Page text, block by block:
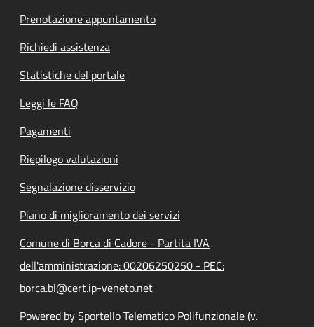
Prenotazione appuntamento
Richiedi assistenza
Statistiche del portale
Leggi le FAQ
Pagamenti
Riepilogo valutazioni
Segnalazione disservizio
Piano di miglioramento dei servizi
Comune di Borca di Cadore - Partita IVA
dell'amministrazione: 00206250250 - PEC:
borca.bl@cert.ip-veneto.net
Powered by Sportello Telematico Polifunzionale (v.